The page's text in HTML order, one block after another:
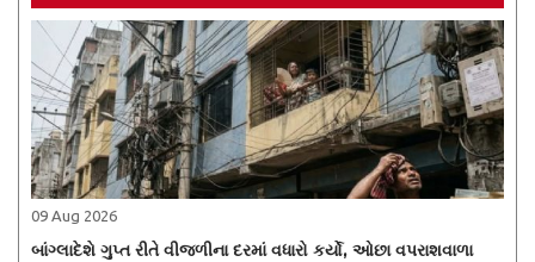
09 Aug 2026
બાંગ્લાદેશે ગુપ્ત રીતે વીજળીના દરમાં વધારો કર્યો, ઓછા વપરાશવાળા